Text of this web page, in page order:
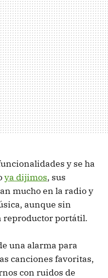
y se ha
ya dijimos, sus
mucho en la radio y
aunque sin
reproductor portátil.
una alarma para
canciones favoritas,
con ruidos de